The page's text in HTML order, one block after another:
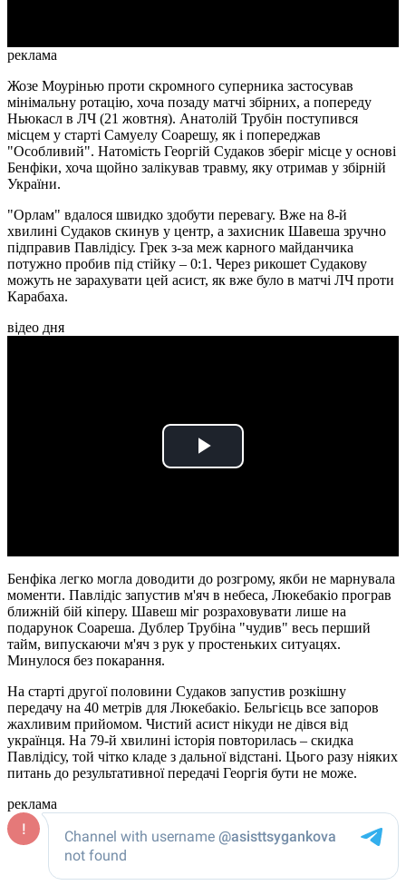
реклама
Жозе Моурінью проти скромного суперника застосував
мінімальну ротацію, хоча позаду матчі збірних, а попереду
Ньюкасл в ЛЧ (21 жовтня). Анатолій Трубін поступився
місцем у старті Самуелу Соарешу, як і попереджав
"Особливий". Натомість Георгій Судаков зберіг місце у основі
Бенфіки, хоча щойно залікував травму, яку отримав у збірній
України.
"Орлам" вдалося швидко здобути перевагу. Вже на 8-й
хвилині Судаков скинув у центр, а захисник Шавеша зручно
підправив Павлідісу. Грек з-за меж карного майданчика
потужно пробив під стійку – 0:1. Через рикошет Судакову
можуть не зарахувати цей асист, як вже було в матчі ЛЧ проти
Карабаха.
відео дня
Play
Бенфіка легко могла доводити до розгрому, якби не марнувала
моменти. Павлідіс запустив м'яч в небеса, Люкебакіо програв
ближній бій кіперу. Шавеш міг розраховувати лише на
подарунок Соареша. Дублер Трубіна "чудив" весь перший
тайм, випускаючи м'яч з рук у простеньких ситуацях.
Минулося без покарання.
На старті другої половини Судаков запустив розкішну
передачу на 40 метрів для Люкебакіо. Бельгієць все запоров
жахливим прийомом. Чистий асист нікуди не дівся від
українця. На 79-й хвилині історія повторилась – скидка
Павлідісу, той чітко кладе з дальної відстані. Цього разу ніяких
питань до результативної передачі Георгія бути не може.
реклама